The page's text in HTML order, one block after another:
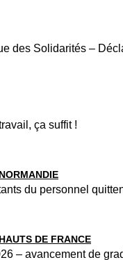
des Solidarités –
ça suffit !
du personnel
DE FRANCE
– avancement de